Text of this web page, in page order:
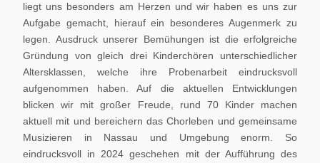
liegt uns besonders am Herzen und wir haben es uns zur
Aufgabe gemacht, hierauf ein besonderes Augenmerk zu
legen. Ausdruck unserer Bemühungen ist die erfolgreiche
Gründung von gleich drei Kinderchören unterschiedlicher
Altersklassen, welche ihre Probenarbeit eindrucksvoll
aufgenommen haben. Auf die aktuellen Entwicklungen
blicken wir mit großer Freude, rund 70 Kinder machen
aktuell mit und bereichern das Chorleben und gemeinsame
Musizieren in Nassau und Umgebung enorm. So
eindrucksvoll in 2024 geschehen mit der Aufführung des